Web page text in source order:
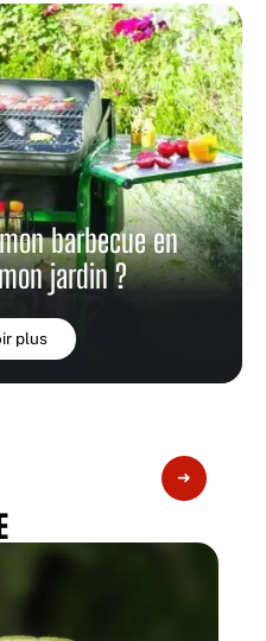
barbecue en
jardin ?
plus